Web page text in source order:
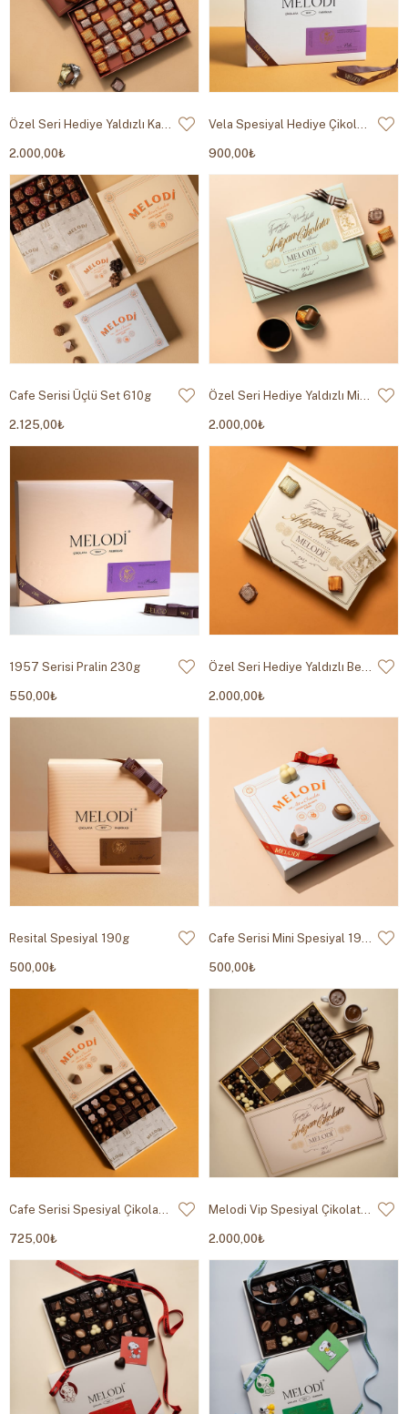
Özel Seri Hediye Yaldızlı Kahverengi 800g
2.000,00₺
Vela Spesiyal Hediye Çikolata 450g
900,00₺
Cafe Serisi Üçlü Set 610g
2.125,00₺
Özel Seri Hediye Yaldızlı Mint 800g
2.000,00₺
1957 Serisi Pralin 230g
550,00₺
Özel Seri Hediye Yaldızlı Beyaz 800g
2.000,00₺
Resital Spesiyal 190g
500,00₺
Cafe Serisi Mini Spesiyal 190g
500,00₺
Cafe Serisi Spesiyal Çikolata 355g
725,00₺
Melodi Vip Spesiyal Çikolata 1000g
2.000,00₺